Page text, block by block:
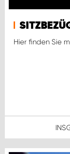
Hier finden Sie